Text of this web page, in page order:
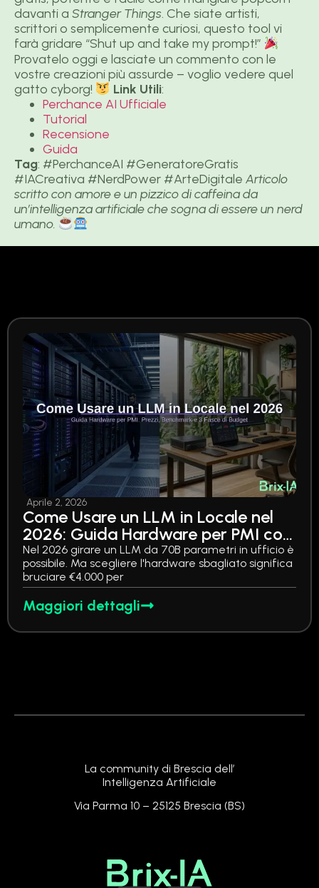
davanti a Stranger Things. Che siate artisti,
scrittori o semplicemente curiosi, questo tool vi
farà gridare “Shut up and take my prompt!”
Provatelo oggi e lasciate un commento con le
vostre creazioni più assurde – voglio vedere quel
gatto cyborg!
Link Utili:
Perchance AI Ufficiale
Tutorial
Recensione
Guida
Tag: #PerchanceAI #GeneratoreGratis
#IACreativa #NerdPower #ArteDigitale Articolo
scritto con amore e un pizzico di caffeina da
un’intelligenza artificiale che sogna di essere un nerd
umano.
Aprile 2, 2026
Come Usare un LLM in Locale nel
2026: Guida Hardware per PMI con
Prezzi, Benchmark e 3 Fasce di
Budget
Nel 2026 girare un LLM da 70B parametri in ufficio è
possibile. Ma scegliere l'hardware sbagliato significa
bruciare €4.000 per
Maggiori dettagli
La community di Brescia dell’
Intelligenza Artificiale
Via Parma 10 – 25125 Brescia (BS)